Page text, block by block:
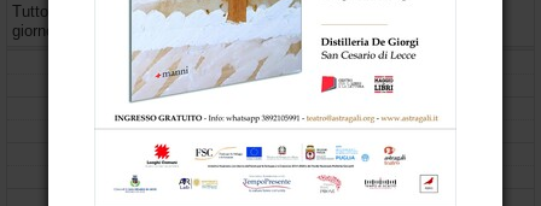
Tutto il
giorno